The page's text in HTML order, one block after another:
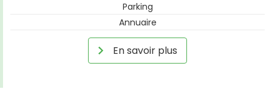
Parking
Annuaire
En savoir plus